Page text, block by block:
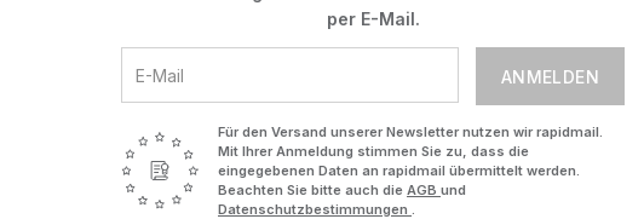
per E-Mail.
ANMELDEN
Für den Versand unserer Newsletter nutzen wir rapidmail.
Mit Ihrer Anmeldung stimmen Sie zu, dass die
eingegebenen Daten an rapidmail übermittelt werden.
Beachten Sie bitte auch die AGB und
Datenschutzbestimmungen .